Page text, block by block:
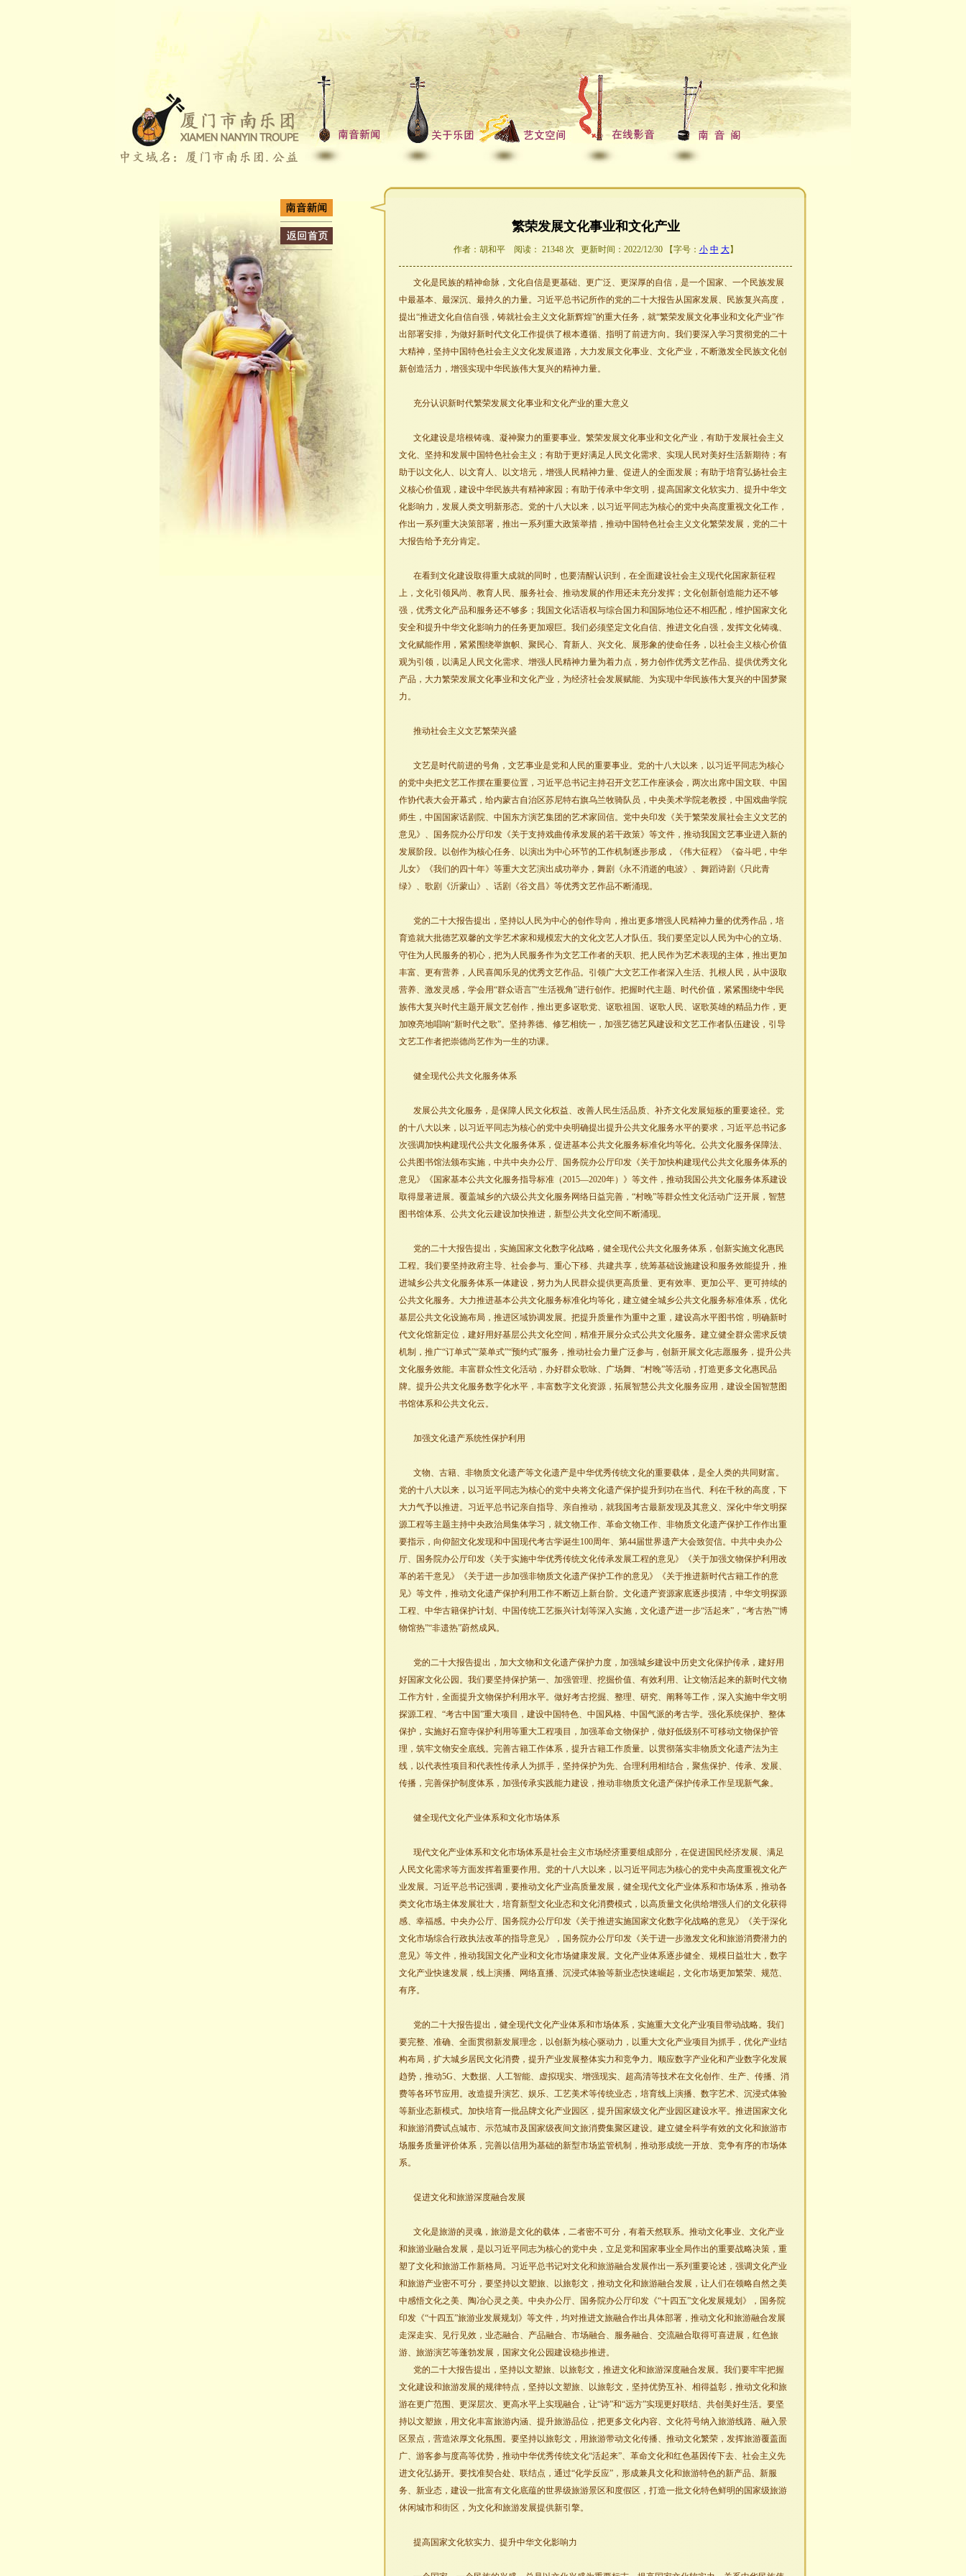
繁荣发展文化事业和文化产业
作者：胡和平 阅读： 21348 次 更新时间：2022/12/30 【字号： 小 中 大】
文化是民族的精神命脉，文化自信是更基础、更广泛、更深厚的自信，是一个国家、一个民族发展
中最基本、最深沉、最持久的力量。习近平总书记所作的党的二十大报告从国家发展、民族复兴高度，
提出“推进文化自信自强，铸就社会主义文化新辉煌”的重大任务，就“繁荣发展文化事业和文化产业”作
出部署安排，为做好新时代文化工作提供了根本遵循、指明了前进方向。我们要深入学习贯彻党的二十
大精神，坚持中国特色社会主义文化发展道路，大力发展文化事业、文化产业，不断激发全民族文化创
新创造活力，增强实现中华民族伟大复兴的精神力量。
充分认识新时代繁荣发展文化事业和文化产业的重大意义
文化建设是培根铸魂、凝神聚力的重要事业。繁荣发展文化事业和文化产业，有助于发展社会主义
文化、坚持和发展中国特色社会主义；有助于更好满足人民文化需求、实现人民对美好生活新期待；有
助于以文化人、以文育人、以文培元，增强人民精神力量、促进人的全面发展；有助于培育弘扬社会主
义核心价值观，建设中华民族共有精神家园；有助于传承中华文明，提高国家文化软实力、提升中华文
化影响力，发展人类文明新形态。党的十八大以来，以习近平同志为核心的党中央高度重视文化工作，
作出一系列重大决策部署，推出一系列重大政策举措，推动中国特色社会主义文化繁荣发展，党的二十
大报告给予充分肯定。
在看到文化建设取得重大成就的同时，也要清醒认识到，在全面建设社会主义现代化国家新征程
上，文化引领风尚、教育人民、服务社会、推动发展的作用还未充分发挥；文化创新创造能力还不够
强，优秀文化产品和服务还不够多；我国文化话语权与综合国力和国际地位还不相匹配，维护国家文化
安全和提升中华文化影响力的任务更加艰巨。我们必须坚定文化自信、推进文化自强，发挥文化铸魂、
文化赋能作用，紧紧围绕举旗帜、聚民心、育新人、兴文化、展形象的使命任务，以社会主义核心价值
观为引领，以满足人民文化需求、增强人民精神力量为着力点，努力创作优秀文艺作品、提供优秀文化
产品，大力繁荣发展文化事业和文化产业，为经济社会发展赋能、为实现中华民族伟大复兴的中国梦聚
力。
推动社会主义文艺繁荣兴盛
文艺是时代前进的号角，文艺事业是党和人民的重要事业。党的十八大以来，以习近平同志为核心
的党中央把文艺工作摆在重要位置，习近平总书记主持召开文艺工作座谈会，两次出席中国文联、中国
作协代表大会开幕式，给内蒙古自治区苏尼特右旗乌兰牧骑队员，中央美术学院老教授，中国戏曲学院
师生，中国国家话剧院、中国东方演艺集团的艺术家回信。党中央印发《关于繁荣发展社会主义文艺的
意见》、国务院办公厅印发《关于支持戏曲传承发展的若干政策》等文件，推动我国文艺事业进入新的
发展阶段。以创作为核心任务、以演出为中心环节的工作机制逐步形成，《伟大征程》《奋斗吧，中华
儿女》《我们的四十年》等重大文艺演出成功举办，舞剧《永不消逝的电波》、舞蹈诗剧《只此青
绿》、歌剧《沂蒙山》、话剧《谷文昌》等优秀文艺作品不断涌现。
党的二十大报告提出，坚持以人民为中心的创作导向，推出更多增强人民精神力量的优秀作品，培
育造就大批德艺双馨的文学艺术家和规模宏大的文化文艺人才队伍。我们要坚定以人民为中心的立场、
守住为人民服务的初心，把为人民服务作为文艺工作者的天职、把人民作为艺术表现的主体，推出更加
丰富、更有营养，人民喜闻乐见的优秀文艺作品。引领广大文艺工作者深入生活、扎根人民，从中汲取
营养、激发灵感，学会用“群众语言”“生活视角”进行创作。把握时代主题、时代价值，紧紧围绕中华民
族伟大复兴时代主题开展文艺创作，推出更多讴歌党、讴歌祖国、讴歌人民、讴歌英雄的精品力作，更
加嘹亮地唱响“新时代之歌”。坚持养德、修艺相统一，加强艺德艺风建设和文艺工作者队伍建设，引导
文艺工作者把崇德尚艺作为一生的功课。
健全现代公共文化服务体系
发展公共文化服务，是保障人民文化权益、改善人民生活品质、补齐文化发展短板的重要途径。党
的十八大以来，以习近平同志为核心的党中央明确提出提升公共文化服务水平的要求，习近平总书记多
次强调加快构建现代公共文化服务体系，促进基本公共文化服务标准化均等化。公共文化服务保障法、
公共图书馆法颁布实施，中共中央办公厅、国务院办公厅印发《关于加快构建现代公共文化服务体系的
意见》《国家基本公共文化服务指导标准（2015—2020年）》等文件，推动我国公共文化服务体系建设
取得显著进展。覆盖城乡的六级公共文化服务网络日益完善，“村晚”等群众性文化活动广泛开展，智慧
图书馆体系、公共文化云建设加快推进，新型公共文化空间不断涌现。
党的二十大报告提出，实施国家文化数字化战略，健全现代公共文化服务体系，创新实施文化惠民
工程。我们要坚持政府主导、社会参与、重心下移、共建共享，统筹基础设施建设和服务效能提升，推
进城乡公共文化服务体系一体建设，努力为人民群众提供更高质量、更有效率、更加公平、更可持续的
公共文化服务。大力推进基本公共文化服务标准化均等化，建立健全城乡公共文化服务标准体系，优化
基层公共文化设施布局，推进区域协调发展。把提升质量作为重中之重，建设高水平图书馆，明确新时
代文化馆新定位，建好用好基层公共文化空间，精准开展分众式公共文化服务。建立健全群众需求反馈
机制，推广“订单式”“菜单式”“预约式”服务，推动社会力量广泛参与，创新开展文化志愿服务，提升公共
文化服务效能。丰富群众性文化活动，办好群众歌咏、广场舞、“村晚”等活动，打造更多文化惠民品
牌。提升公共文化服务数字化水平，丰富数字文化资源，拓展智慧公共文化服务应用，建设全国智慧图
书馆体系和公共文化云。
加强文化遗产系统性保护利用
文物、古籍、非物质文化遗产等文化遗产是中华优秀传统文化的重要载体，是全人类的共同财富。
党的十八大以来，以习近平同志为核心的党中央将文化遗产保护提升到功在当代、利在千秋的高度，下
大力气予以推进。习近平总书记亲自指导、亲自推动，就我国考古最新发现及其意义、深化中华文明探
源工程等主题主持中央政治局集体学习，就文物工作、革命文物工作、非物质文化遗产保护工作作出重
要指示，向仰韶文化发现和中国现代考古学诞生100周年、第44届世界遗产大会致贺信。中共中央办公
厅、国务院办公厅印发《关于实施中华优秀传统文化传承发展工程的意见》《关于加强文物保护利用改
革的若干意见》《关于进一步加强非物质文化遗产保护工作的意见》《关于推进新时代古籍工作的意
见》等文件，推动文化遗产保护利用工作不断迈上新台阶。文化遗产资源家底逐步摸清，中华文明探源
工程、中华古籍保护计划、中国传统工艺振兴计划等深入实施，文化遗产进一步“活起来”，“考古热”“博
物馆热”“非遗热”蔚然成风。
党的二十大报告提出，加大文物和文化遗产保护力度，加强城乡建设中历史文化保护传承，建好用
好国家文化公园。我们要坚持保护第一、加强管理、挖掘价值、有效利用、让文物活起来的新时代文物
工作方针，全面提升文物保护利用水平。做好考古挖掘、整理、研究、阐释等工作，深入实施中华文明
探源工程、“考古中国”重大项目，建设中国特色、中国风格、中国气派的考古学。强化系统保护、整体
保护，实施好石窟寺保护利用等重大工程项目，加强革命文物保护，做好低级别不可移动文物保护管
理，筑牢文物安全底线。完善古籍工作体系，提升古籍工作质量。以贯彻落实非物质文化遗产法为主
线，以代表性项目和代表性传承人为抓手，坚持保护为先、合理利用相结合，聚焦保护、传承、发展、
传播，完善保护制度体系，加强传承实践能力建设，推动非物质文化遗产保护传承工作呈现新气象。
健全现代文化产业体系和文化市场体系
现代文化产业体系和文化市场体系是社会主义市场经济重要组成部分，在促进国民经济发展、满足
人民文化需求等方面发挥着重要作用。党的十八大以来，以习近平同志为核心的党中央高度重视文化产
业发展。习近平总书记强调，要推动文化产业高质量发展，健全现代文化产业体系和市场体系，推动各
类文化市场主体发展壮大，培育新型文化业态和文化消费模式，以高质量文化供给增强人们的文化获得
感、幸福感。中央办公厅、国务院办公厅印发《关于推进实施国家文化数字化战略的意见》《关于深化
文化市场综合行政执法改革的指导意见》，国务院办公厅印发《关于进一步激发文化和旅游消费潜力的
意见》等文件，推动我国文化产业和文化市场健康发展。文化产业体系逐步健全、规模日益壮大，数字
文化产业快速发展，线上演播、网络直播、沉浸式体验等新业态快速崛起，文化市场更加繁荣、规范、
有序。
党的二十大报告提出，健全现代文化产业体系和市场体系，实施重大文化产业项目带动战略。我们
要完整、准确、全面贯彻新发展理念，以创新为核心驱动力，以重大文化产业项目为抓手，优化产业结
构布局，扩大城乡居民文化消费，提升产业发展整体实力和竞争力。顺应数字产业化和产业数字化发展
趋势，推动5G、大数据、人工智能、虚拟现实、增强现实、超高清等技术在文化创作、生产、传播、消
费等各环节应用。改造提升演艺、娱乐、工艺美术等传统业态，培育线上演播、数字艺术、沉浸式体验
等新业态新模式。加快培育一批品牌文化产业园区，提升国家级文化产业园区建设水平。推进国家文化
和旅游消费试点城市、示范城市及国家级夜间文旅消费集聚区建设。建立健全科学有效的文化和旅游市
场服务质量评价体系，完善以信用为基础的新型市场监管机制，推动形成统一开放、竞争有序的市场体
系。
促进文化和旅游深度融合发展
文化是旅游的灵魂，旅游是文化的载体，二者密不可分，有着天然联系。推动文化事业、文化产业
和旅游业融合发展，是以习近平同志为核心的党中央，立足党和国家事业全局作出的重要战略决策，重
塑了文化和旅游工作新格局。习近平总书记对文化和旅游融合发展作出一系列重要论述，强调文化产业
和旅游产业密不可分，要坚持以文塑旅、以旅彰文，推动文化和旅游融合发展，让人们在领略自然之美
中感悟文化之美、陶冶心灵之美。中央办公厅、国务院办公厅印发《“十四五”文化发展规划》，国务院
印发《“十四五”旅游业发展规划》等文件，均对推进文旅融合作出具体部署，推动文化和旅游融合发展
走深走实、见行见效，业态融合、产品融合、市场融合、服务融合、交流融合取得可喜进展，红色旅
游、旅游演艺等蓬勃发展，国家文化公园建设稳步推进。
党的二十大报告提出，坚持以文塑旅、以旅彰文，推进文化和旅游深度融合发展。我们要牢牢把握
文化建设和旅游发展的规律特点，坚持以文塑旅、以旅彰文，坚持优势互补、相得益彰，推动文化和旅
游在更广范围、更深层次、更高水平上实现融合，让“诗”和“远方”实现更好联结、共创美好生活。要坚
持以文塑旅，用文化丰富旅游内涵、提升旅游品位，把更多文化内容、文化符号纳入旅游线路、融入景
区景点，营造浓厚文化氛围。要坚持以旅彰文，用旅游带动文化传播、推动文化繁荣，发挥旅游覆盖面
广、游客参与度高等优势，推动中华优秀传统文化“活起来”、革命文化和红色基因传下去、社会主义先
进文化弘扬开。要找准契合处、联结点，通过“化学反应”，形成兼具文化和旅游特色的新产品、新服
务、新业态，建设一批富有文化底蕴的世界级旅游景区和度假区，打造一批文化特色鲜明的国家级旅游
休闲城市和街区，为文化和旅游发展提供新引擎。
提高国家文化软实力、提升中华文化影响力